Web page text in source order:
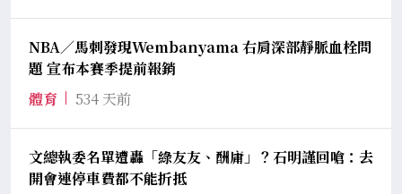
NBA／馬刺發現Wembanyama 右肩深部靜脈血栓問
題 宣布本賽季提前報銷
體育
534 天前
文總執委名單遭轟「綠友友、酬庸」？石明謹回嗆：去
開會連停車費都不能折抵